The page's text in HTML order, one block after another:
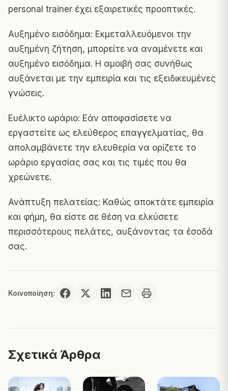
personal trainer έχει εξαιρετικές προοπτικές.
Αυξημένο εισόδημα: Εκμεταλλευόμενοι την
αυξημένη ζήτηση, μπορείτε να αναμένετε και
αυξημένο εισόδημα. Η αμοιβή σας συνήθως
αυξάνεται με την εμπειρία και τις εξειδικευμένες
γνώσεις.
Ευέλικτο ωράριο: Εάν αποφασίσετε να
εργαστείτε ως ελεύθερος επαγγελματίας, θα
απολαμβάνετε την ελευθερία να ορίζετε το
ωράριο εργασίας σας και τις τιμές που θα
χρεώνετε.
Ανάπτυξη πελατείας: Καθώς αποκτάτε εμπειρία
και φήμη, θα είστε σε θέση να ελκύσετε
περισσότερους πελάτες, αυξάνοντας τα έσοδά
σας.
Κοινοποίηση:
Σχετικά Άρθρα